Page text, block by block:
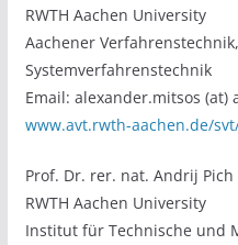
RWTH Aachen University
Aachener
Systemverfahrenstechnik
Email: alexander.mitsos (at)
www.avt.rwth-aachen.de/
Prof. Dr. rer. nat. Andrij Pich
RWTH Aachen University
Institut für Technische und